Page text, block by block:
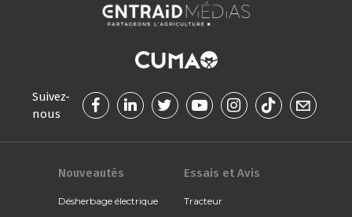
Suivez-
nous
Nouveautés
Désherbage électrique
Essais et Avis
Tracteur